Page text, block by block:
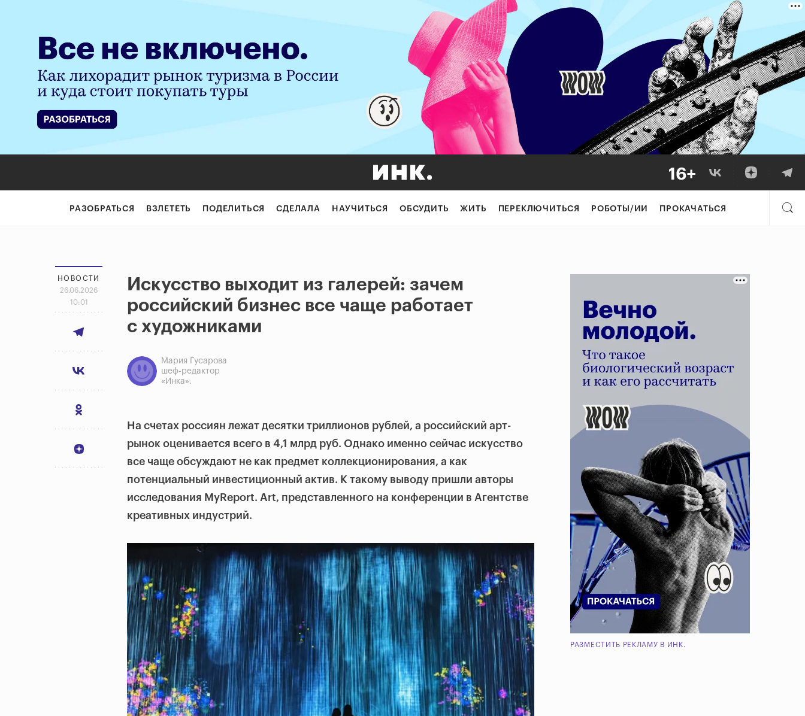
РАЗОБРАТЬСЯ ВЗЛЕТЕТЬ ПОДЕЛИТЬСЯ СДЕЛАЛА НАУЧИТЬСЯ ОБСУДИТЬ ЖИТЬ ПЕРЕКЛЮЧИТЬСЯ РОБОТЫ/ИИ ПРОКАЧАТЬСЯ
НОВОСТИ
26.06.2026
10:01
Искусство выходит из галерей: зачем
российский бизнес все чаще работает
с художниками
Мария Гусарова
шеф-редактор
«Инка».
На счетах россиян лежат десятки триллионов рублей, а российский арт-
рынок оценивается всего в 4,1 млрд руб. Однако именно сейчас искусство
все чаще обсуждают не как предмет коллекционирования, а как
потенциальный инвестиционный актив. К такому выводу пришли авторы
исследования MyReport. Art, представленного на конференции в Агентстве
креативных индустрий.
РАЗМЕСТИТЬ РЕКЛАМУ В ИНК.